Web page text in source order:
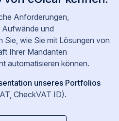
Anforderungen,
und
Sie, wie Sie mit Lösungen von
Ihrer Mandanten
automatisieren können.
unseres Portfolios
CheckVAT ID).